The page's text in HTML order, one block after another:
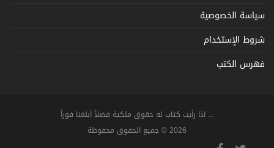
سياسة الخصوصية
شروط الإستخدام
فهرس الكتب
... اذا رأيت كتاب له حقوق ملكية فضلاً أبلغنا فوراً
2026 © جميع الحقوق محفوظة